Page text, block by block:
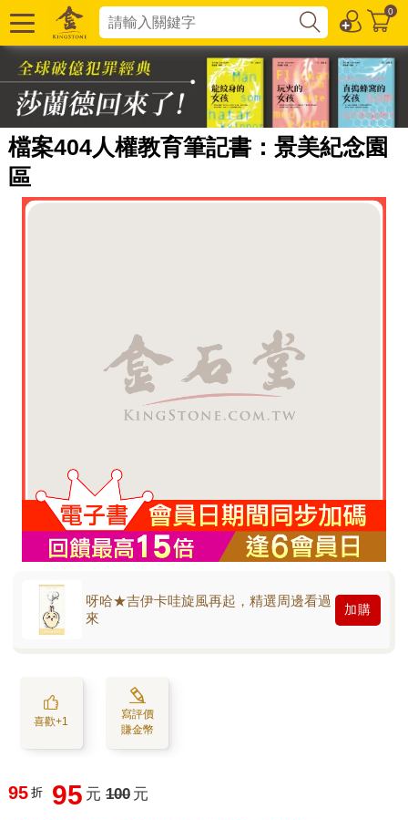
0
檔案404人權教育筆記書：景美紀念園
區
呀哈★吉伊卡哇旋風再起，精選周邊看過
來
加購
喜歡+1
寫評價
賺金幣
95 折 95 元 100 元